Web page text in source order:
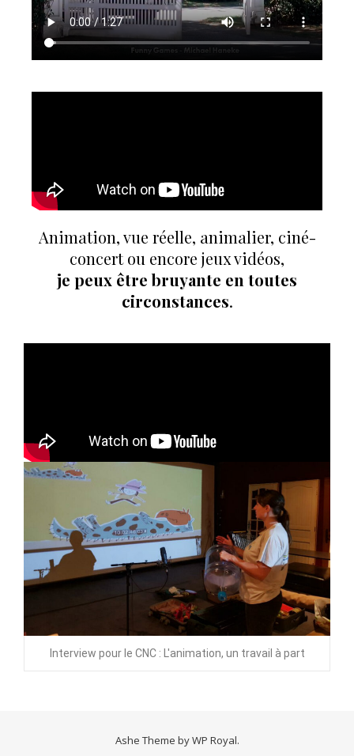
Animation, vue réelle, animalier, ciné-
concert ou encore jeux vidéos,
je peux être bruyante en toutes
circonstances.
Interview pour le CNC : L'animation, un travail à part
Ashe Theme byWP Royal.